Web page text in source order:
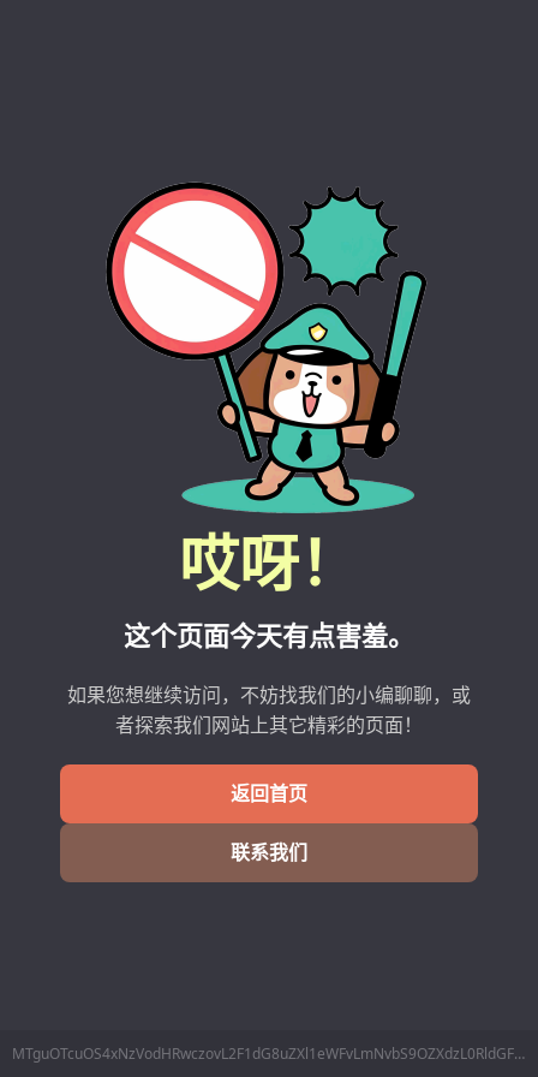
哎呀！
这个页面今天有点害羞。
如果您想继续访问，不妨找我们的小编聊聊，或
者探索我们网站上其它精彩的页面！
返回首页
联系我们
MTguOTcuOS4xNzVodHRwczovL2F1dG8uZXl1eWFvLmNvbS9OZXdzL0RldGFpbHMvMzUzMTAy